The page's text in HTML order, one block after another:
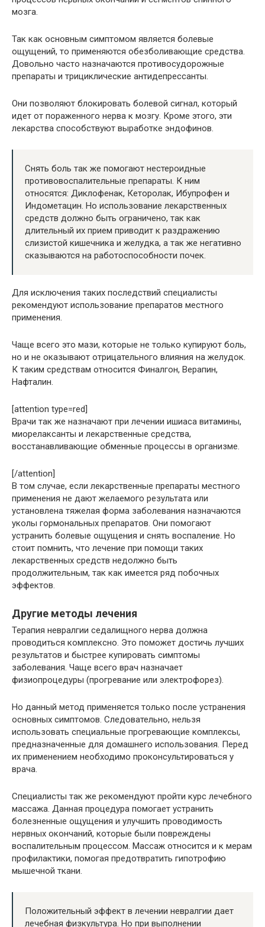
мозга.
Так как основным симптомом является болевые
ощущений, то применяются обезболивающие средства.
Довольно часто назначаются противосудорожные
препараты и трициклические антидепрессанты.
Они позволяют блокировать болевой сигнал, который
идет от пораженного нерва к мозгу. Кроме этого, эти
лекарства способствуют выработке эндофинов.
Снять боль так же помогают нестероидные
противовоспалительные препараты. К ним
относятся: Диклофенак, Кеторолак, Ибупрофен и
Индометацин. Но использование лекарственных
средств должно быть ограничено, так как
длительный их прием приводит к раздражению
слизистой кишечника и желудка, а так же негативно
сказываются на работоспособности почек.
Для исключения таких последствий специалисты
рекомендуют использование препаратов местного
применения.
Чаще всего это мази, которые не только купируют боль,
но и не оказывают отрицательного влияния на желудок.
К таким средствам относится Финалгон, Верапин,
Нафталин.
[attention type=red]
Врачи так же назначают при лечении ишиаса витамины,
миорелаксанты и лекарственные средства,
восстанавливающие обменные процессы в организме.
[/attention]
В том случае, если лекарственные препараты местного
применения не дают желаемого результата или
установлена тяжелая форма заболевания назначаются
уколы гормональных препаратов. Они помогают
устранить болевые ощущения и снять воспаление. Но
стоит помнить, что лечение при помощи таких
лекарственных средств недолжно быть
продолжительным, так как имеется ряд побочных
эффектов.
Другие методы лечения
Терапия невралгии седалищного нерва должна
проводиться комплексно. Это поможет достичь лучших
результатов и быстрее купировать симптомы
заболевания. Чаще всего врач назначает
физиопроцедуры (прогревание или электрофорез).
Но данный метод применяется только после устранения
основных симптомов. Следовательно, нельзя
использовать специальные прогревающие комплексы,
предназначенные для домашнего использования. Перед
их применением необходимо проконсультироваться у
врача.
Специалисты так же рекомендуют пройти курс лечебного
массажа. Данная процедура помогает устранить
болезненные ощущения и улучшить проводимость
нервных окончаний, которые были повреждены
воспалительным процессом. Массаж относится и к мерам
профилактики, помогая предотвратить гипотрофию
мышечной ткани.
Положительный эффект в лечении невралгии дает
лечебная физкультура. Но при выполнении